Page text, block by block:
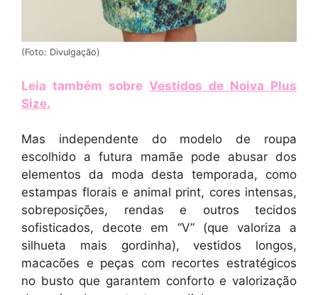
(Foto: Divulgação)
Leia também sobre Vestidos de Noiva Plus
Size.
Mas independente do modelo de roupa
escolhido a futura mamãe pode abusar dos
elementos da moda desta temporada, como
estampas florais e animal print, cores intensas,
sobreposições, rendas e outros tecidos
sofisticados, decote em “V” (que valoriza a
silhueta mais gordinha), vestidos longos,
macacões e peças com recortes estratégicos
no busto que garantem conforto e valorização